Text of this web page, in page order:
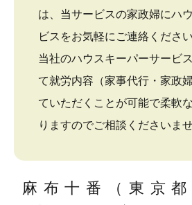
は、当サービスの家政婦にハ
ビスをお気軽にご連絡ください
当社のハウスキーパーサービ
て就労内容（家事代行・家政
ていただくことが可能で柔軟
りますのでご相談くださいませ
麻布十番（東京